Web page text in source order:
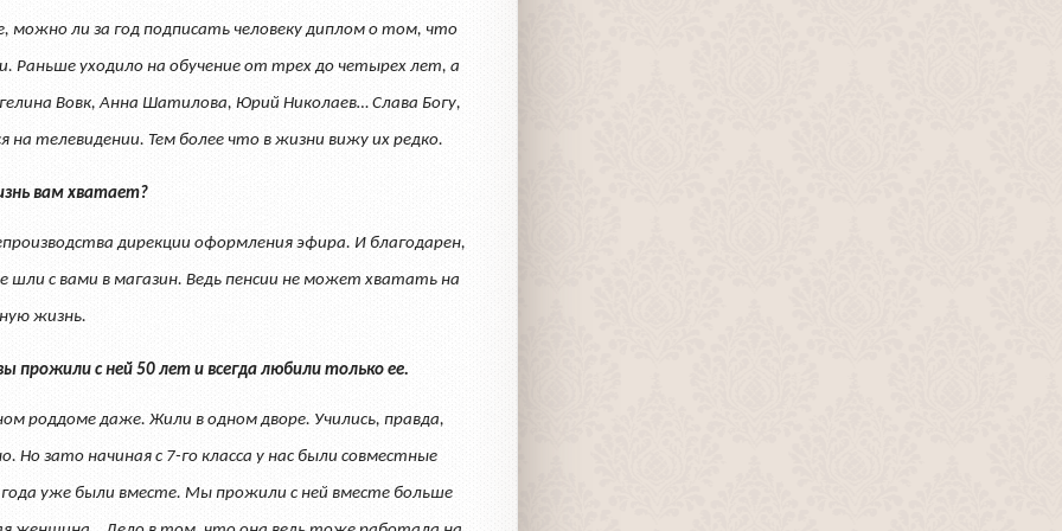
можно ли за год подписать человеку диплом о том, что
Раньше уходило на обучение от трех до четырех лет, а
Вовк, Анна Шатилова, Юрий Николаев… Слава Богу,
телевидении. Тем более что в жизни вижу их редко.
вам хватает?
дирекции оформления эфира. И благодарен,
с вами в магазин. Ведь пенсии не может хватать на
жизнь.
прожили с ней 50 лет и всегда любили только ее.
роддоме даже. Жили в одном дворе. Учились, правда,
Но зато начиная с 7-го класса у нас были совместные
уже были вместе. Мы прожили с ней вместе больше